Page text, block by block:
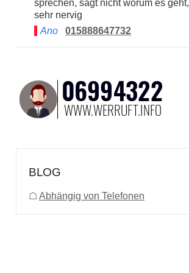
sprechen, sagt nicht worum es geht,
sehr nervig
Ano
015888647732
BLOG
☖ Abhängig von Telefonen